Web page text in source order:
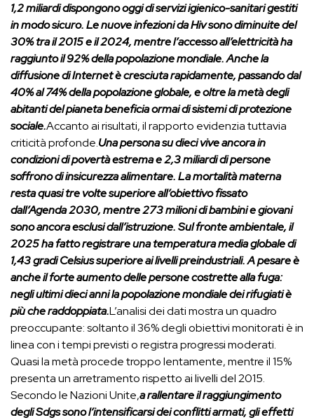
1,2 miliardi dispongono oggi di servizi igienico-sanitari gestiti
in modo sicuro. Le nuove infezioni da Hiv sono diminuite del
30% tra il 2015 e il 2024, mentre l’accesso all’elettricità ha
raggiunto il 92% della popolazione mondiale. Anche la
diffusione di Internet è cresciuta rapidamente, passando dal
40% al 74% della popolazione globale, e oltre la metà degli
abitanti del pianeta beneficia ormai di sistemi di protezione
sociale.Accanto ai risultati, il rapporto evidenzia tuttavia
criticità profonde.Una persona su dieci vive ancora in
condizioni di povertà estrema e 2,3 miliardi di persone
soffrono di insicurezza alimentare. La mortalità materna
resta quasi tre volte superiore all’obiettivo fissato
dall’Agenda 2030, mentre 273 milioni di bambini e giovani
sono ancora esclusi dall’istruzione. Sul fronte ambientale, il
2025 ha fatto registrare una temperatura media globale di
1,43 gradi Celsius superiore ai livelli preindustriali. A pesare è
anche il forte aumento delle persone costrette alla fuga:
negli ultimi dieci anni la popolazione mondiale dei rifugiati è
più che raddoppiata.L’analisi dei dati mostra un quadro
preoccupante: soltanto il 36% degli obiettivi monitorati è in
linea con i tempi previsti o registra progressi moderati.
Quasi la metà procede troppo lentamente, mentre il 15%
presenta un arretramento rispetto ai livelli del 2015.
Secondo le Nazioni Unite,a rallentare il raggiungimento
degli Sdgs sono l’intensificarsi dei conflitti armati, gli effetti